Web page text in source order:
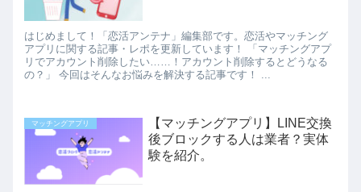
はじめまして！「恋活アンテナ」編集部です。恋活やマッチング
アプリに関する記事・レポを更新しています！ 「マッチングアプ
リでアカウント削除したい……！アカウント削除するとどうなる
の？」 今回はそんなお悩みを解決する記事です！ ...
マッチングアプリ
【マッチングアプリ】LINE交換
後ブロックする人は業者？実体
験を紹介。